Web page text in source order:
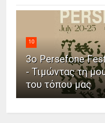
10
3ο Persefone
- Τιμώντας τη
του τόπου μας